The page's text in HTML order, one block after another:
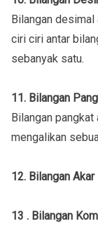
Bilangan desimal
ciri ciri antar
sebanyak satu.
11. Bilangan
Bilangan
mengalikan
12. Bilangan Akar
13 . Bilangan